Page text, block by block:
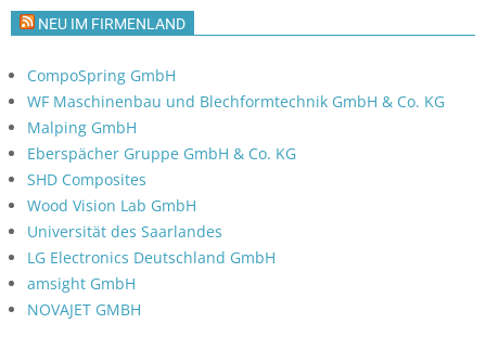
NEU IM FIRMENLAND
CompoSpring GmbH
WF Maschinenbau und Blechformtechnik GmbH & Co. KG
Malping GmbH
Eberspächer Gruppe GmbH & Co. KG
SHD Composites
Wood Vision Lab GmbH
Universität des Saarlandes
LG Electronics Deutschland GmbH
amsight GmbH
NOVAJET GMBH